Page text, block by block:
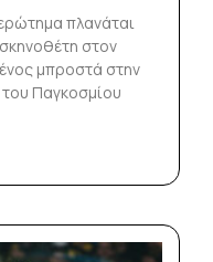
πλανάται
στον
μπροστά στην
του Παγκοσμίου